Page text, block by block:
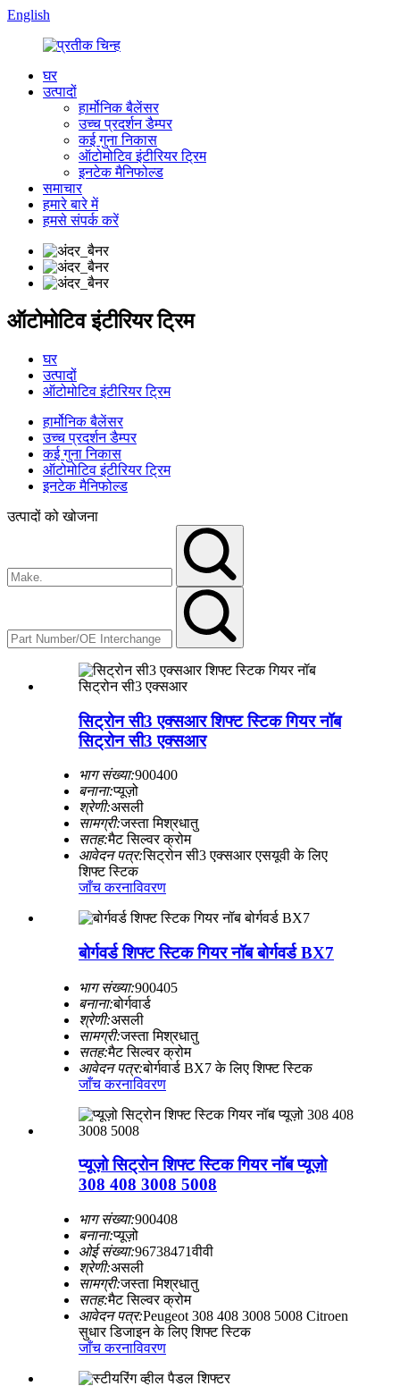
English
घर
उत्पादों
हार्मोनिक बैलेंसर
उच्च प्रदर्शन डैम्पर
कई गुना निकास
ऑटोमोटिव इंटीरियर ट्रिम
इनटेक मैनिफोल्ड
समाचार
हमारे बारे में
हमसे संपर्क करें
ऑटोमोटिव इंटीरियर ट्रिम
घर
उत्पादों
ऑटोमोटिव इंटीरियर ट्रिम
हार्मोनिक बैलेंसर
उच्च प्रदर्शन डैम्पर
कई गुना निकास
ऑटोमोटिव इंटीरियर ट्रिम
इनटेक मैनिफोल्ड
उत्पादों को खोजना
सिट्रोन सी3 एक्सआर शिफ्ट स्टिक गियर नॉब
सिट्रोन सी3 एक्सआर
भाग संख्या:900400
बनाना:प्यूज़ो
श्रेणी:असली
सामग्री:जस्ता मिश्रधातु
सतह:मैट सिल्वर क्रोम
आवेदन पत्र:सिट्रोन सी3 एक्सआर एसयूवी के लिए
शिफ्ट स्टिक
जाँच करनाविवरण
बोर्गवर्ड शिफ्ट स्टिक गियर नॉब बोर्गवर्ड BX7
भाग संख्या:900405
बनाना:बोर्गवार्ड
श्रेणी:असली
सामग्री:जस्ता मिश्रधातु
सतह:मैट सिल्वर क्रोम
आवेदन पत्र:बोर्गवार्ड BX7 के लिए शिफ्ट स्टिक
जाँच करनाविवरण
प्यूज़ो सिट्रोन शिफ्ट स्टिक गियर नॉब प्यूज़ो
308 408 3008 5008
भाग संख्या:900408
बनाना:प्यूज़ो
ओई संख्या:96738471वीवी
श्रेणी:असली
सामग्री:जस्ता मिश्रधातु
सतह:मैट सिल्वर क्रोम
आवेदन पत्र:Peugeot 308 408 3008 5008 Citroen
सुधार डिजाइन के लिए शिफ्ट स्टिक
जाँच करनाविवरण